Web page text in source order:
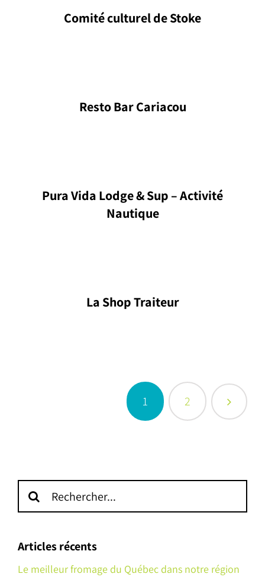
Comité culturel de Stoke
Resto Bar Cariacou
Pura Vida Lodge & Sup – Activité
Nautique
La Shop Traiteur
1 2
sur
le
:Articles récents
Le meilleur fromage du Québec dans notre région